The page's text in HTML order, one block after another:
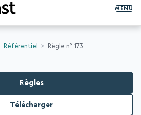
MENU
Référentiel Règle n° 173
Règles
Télécharger